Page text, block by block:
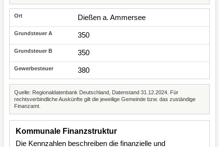
Dießen a. Ammersee
350
350
380
Quelle: Regionaldatenbank Deutschland, Datenstand 31.12.2024. Für
rechtsverbindliche Auskünfte gilt die jeweilige Gemeinde bzw. das zuständige
Finanzamt.
Kommunale Finanzstruktur
Die Kennzahlen beschreiben die finanzielle und